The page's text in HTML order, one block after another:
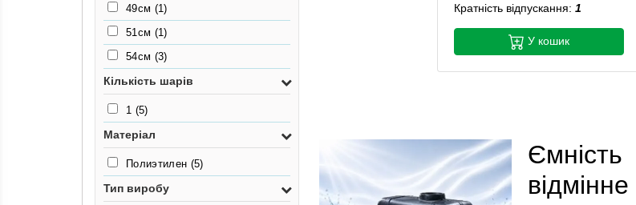
49см (1)
51см (1)
54см (3)
Кількість шарів
1 (5)
Матеріал
Полиэтилен (5)
Тип виробу
Кратність відпускання: 1
У кошик